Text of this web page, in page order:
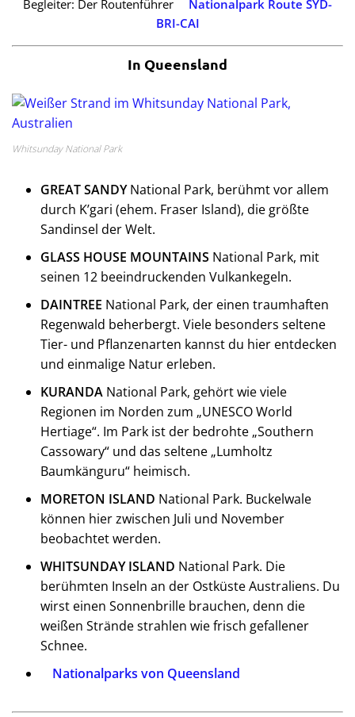
Begleiter: Der Routenführer
Nationalpark Route SYD-
BRI-CAI
In Queensland
Whitsunday National Park
GREAT SANDYNational Park, berühmt vor allem
durch K’gari (ehem. Fraser Island), die größte
Sandinsel der Welt.
GLASS HOUSE MOUNTAINS National Park, mit
seinen 12 beeindruckenden Vulkankegeln.
DAINTREE National Park, der einen traumhaften
Regenwald beherbergt. Viele besonders seltene
Tier- und Pflanzenarten kannst du hier entdecken
und einmalige Natur erleben.
KURANDA National Park, gehört wie viele
Regionen im Norden zum „UNESCO World
Hertiage“. Im Park ist der bedrohte „Southern
Cassowary“ und das seltene „Lumholtz
Baumkänguru“ heimisch.
MORETON ISLAND National Park. Buckelwale
können hier zwischen Juli und November
beobachtet werden.
WHITSUNDAY ISLAND National Park. Die
berühmten Inseln an der Ostküste Australiens. Du
wirst einen Sonnenbrille brauchen, denn die
weißen Strände strahlen wie frisch gefallener
Schnee.
Nationalparks von Queensland